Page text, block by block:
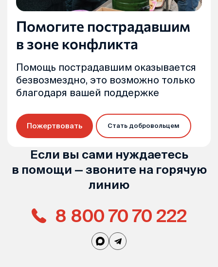
Помогите пострадавшим
в зоне конфликта
Помощь пострадавшим оказывается
безвозмездно, это возможно только
благодаря вашей поддержке
Пожертвовать Стать добровольцем
Если вы сами нуждаетесь
в помощи — звоните на горячую
линию
8 800 70 70 222